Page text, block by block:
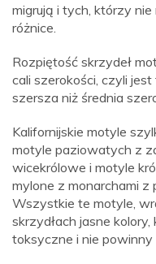
migrują i tych, którzy
różnice.
Rozpiętość skrzydeł
cali szerokości, czyli
szersza niż średnia
Kalifornijskie motyle
motyle paziowatych z
wicekrólowe i motyle
mylone z monarchami z
Wszystkie te motyle,
skrzydłach jasne
toksyczne i nie